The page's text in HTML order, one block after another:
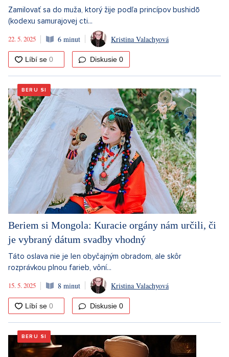
Zamilovať sa do muža, ktorý žije podľa princípov bushidō
(kodexu samurajovej cti...
22. 5. 2025
6 minut Kristina Valachyová
Diskusie 0
BERU SI
Beriem si Mongola: Kuracie orgány nám určili, či
je vybraný dátum svadby vhodný
Táto oslava nie je len obyčajným obradom, ale skôr
rozprávkou plnou farieb, vôní...
15. 5. 2025
8 minut Kristina Valachyová
Diskusie 0
BERU SI